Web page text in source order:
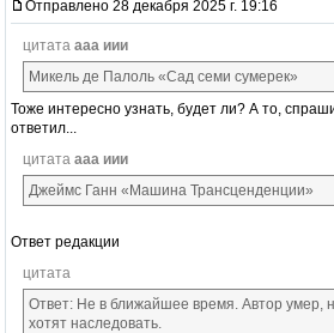
Отправлено 28 декабря 2025 г. 19:16
цитата ааа иии
Микель де Палоль «Сад семи сумерек»
Тоже интересно узнать, будет ли? А то,
ответил...
цитата ааа иии
Джеймс Ганн «Машина Трансценденции»
Ответ редакции
цитата
Ответ: Не в ближайшее время. Автор умер,
хотят наследовать.